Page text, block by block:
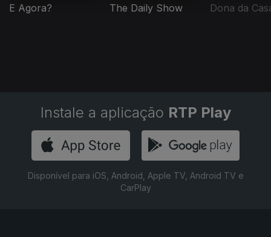
E Agora? The Daily Show Dona da
Instale a aplicação RTP Play
Disponível para iOS, Android, Apple TV, Android TV e
CarPlay